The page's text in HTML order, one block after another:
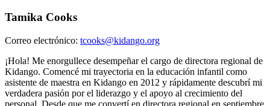
Tamika Cooks
Correo electrónico: tcooks@kidango.org
¡Hola! Me enorgullece desempeñar el cargo de directora regional de
Kidango. Comencé mi trayectoria en la educación infantil como
asistente de maestra en Kidango en 2012 y rápidamente descubrí mi
verdadera pasión por el liderazgo y el apoyo al crecimiento del
personal. Desde que me convertí en directora regional en septiembre